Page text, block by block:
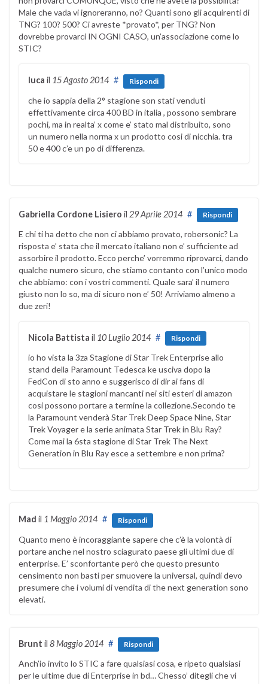
Male che vada vi ignoreranno, no? Quanti sono gli acquirenti di
TNG? 100? 500? Ci avreste *provato*, per TNG? Non
dovrebbe provarci IN OGNI CASO, un’associazione come lo
STIC?
luca il 15 Agosto 2014 # Rispondi
che io sappia della 2° stagione son stati venduti
effettivamente circa 400 BD in italia , possono sembrare
pochi, ma in realta’ x come e’ stato mal distribuito, sono
un numero nella norma x un prodotto cosi di nicchia. tra
50 e 400 c’e un po di differenza.
Gabriella Cordone Lisiero il 29 Aprile 2014 # Rispondi
E chi ti ha detto che non ci abbiamo provato, robersonic? La
risposta e’ stata che il mercato italiano non e’ sufficiente ad
assorbire il prodotto. Ecco perche’ vorremmo riprovarci, dando
qualche numero sicuro, che stiamo contanto con l’unico modo
che abbiamo: con i vostri commenti. Quale sara’ il numero
giusto non lo so, ma di sicuro non e’ 50! Arriviamo almeno a
due zeri!
Nicola Battista il 10 Luglio 2014 # Rispondi
io ho vista la 3za Stagione di Star Trek Enterprise allo
stand della Paramount Tedesca ke usciva dopo la
FedCon di sto anno e suggerisco di dir ai fans di
acquistare le stagioni mancanti nei siti esteri di amazon
cosi possono portare a termine la collezione.Secondo te
la Paramount venderà Star Trek Deep Space Nine, Star
Trek Voyager e la serie animata Star Trek in Blu Ray?
Come mai la 6sta stagione di Star Trek The Next
Generation in Blu Ray esce a settembre e non prima?
Mad il 1 Maggio 2014 # Rispondi
Quanto meno è incoraggiante sapere che c’è la volontà di
portare anche nel nostro sciagurato paese gli ultimi due di
enterprise. E’ sconfortante però che questo presunto
censimento non basti per smuovere la universal, quindi devo
presumere che i volumi di vendita di the next generation sono
elevati.
Brunt il 8 Maggio 2014 # Rispondi
Anch’io invito lo STIC a fare qualsiasi cosa, e ripeto qualsiasi
per le ultime due di Enterprise in bd… Chesso’ ditegli che vi